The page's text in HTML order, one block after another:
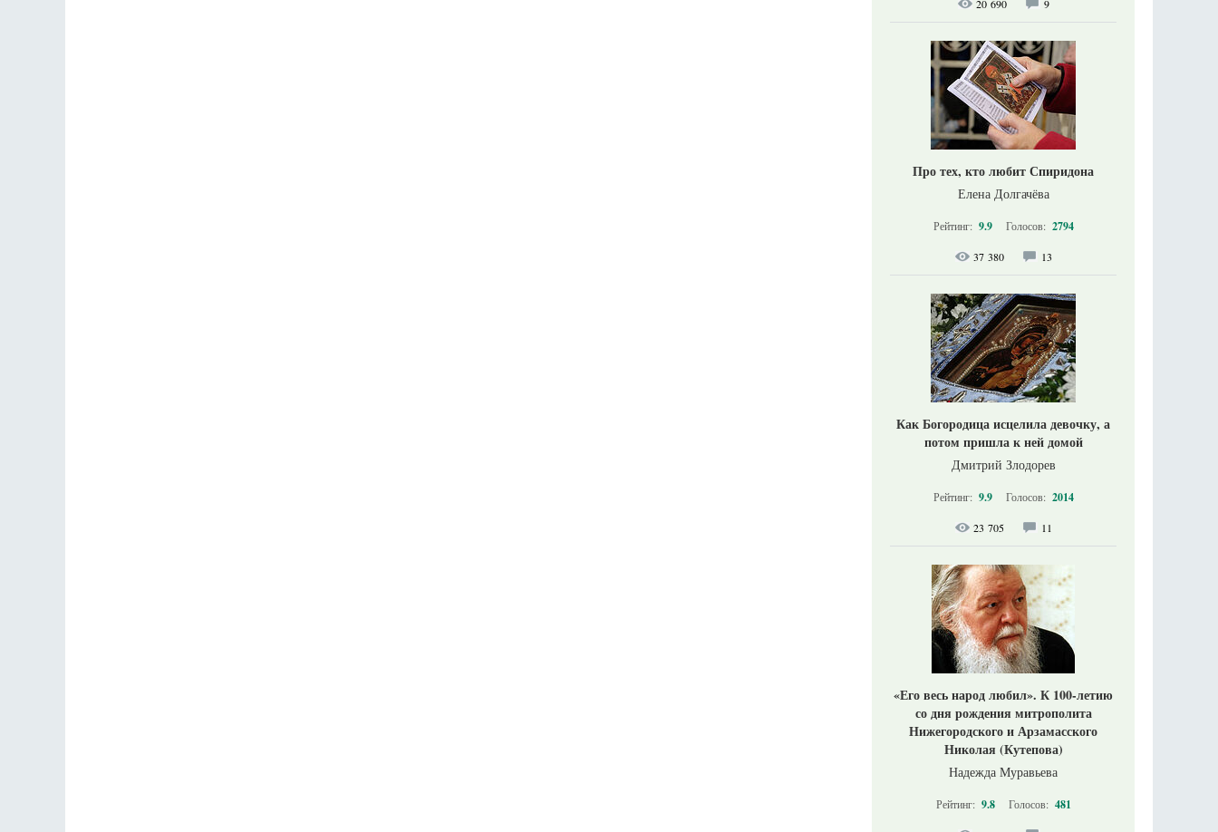
20 690 9
Про тех, кто любит Спиридона
Елена Долгачёва
Рейтинг: 9.9 Голосов: 2794
37 380 13
Как Богородица исцелила девочку, а
потом пришла к ней домой
Дмитрий Злодорев
Рейтинг: 9.9 Голосов: 2014
23 705 11
«Его весь народ любил». К 100-летию
со дня рождения митрополита
Нижегородского и Арзамасского
Николая (Кутепова)
Надежда Муравьева
Рейтинг: 9.8 Голосов: 481